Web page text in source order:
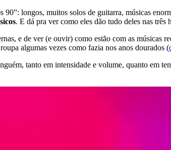
90”: longos, muitos solos de guitarra, músicas
. E dá pra ver como eles dão tudo deles nas três
e de ver (e ouvir) como estão com as músicas
algumas vezes como fazia nos anos dourados (
tanto em intensidade e volume, quanto em